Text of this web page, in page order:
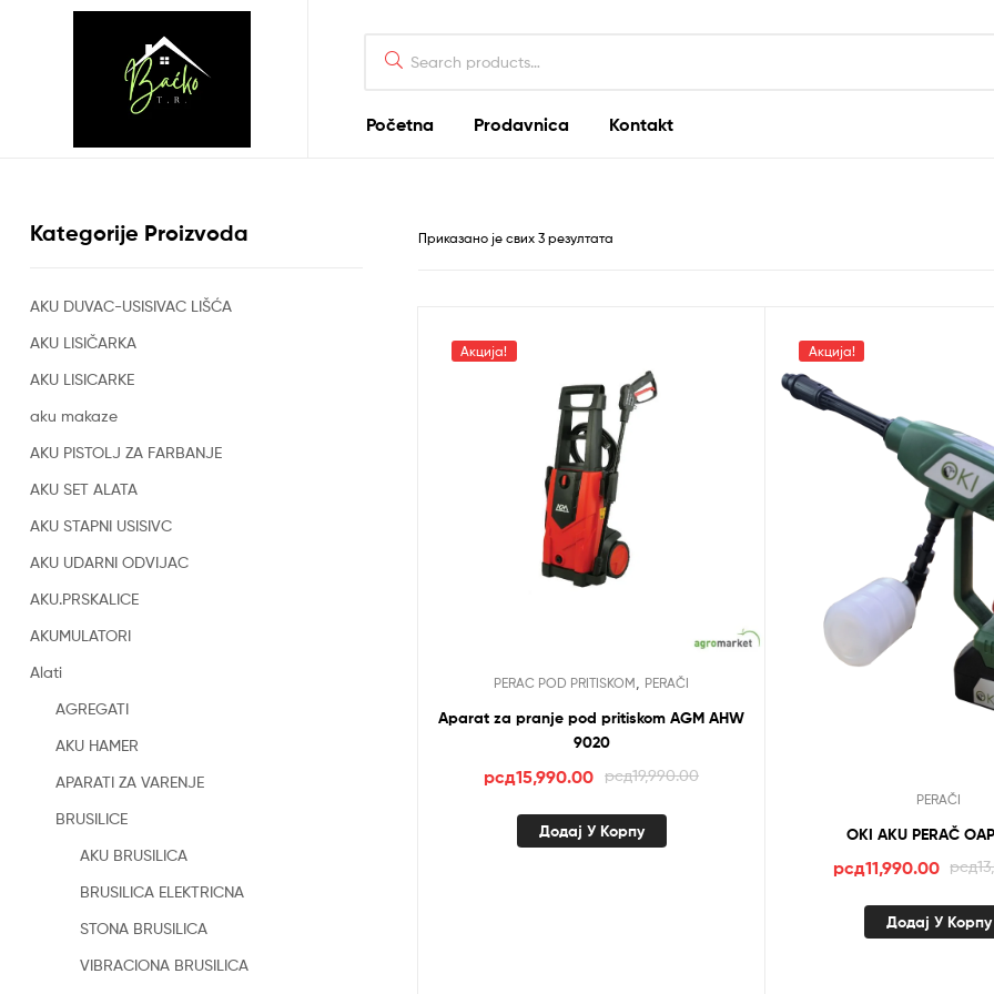
Backo
Prodavnica
i
for:
Početna Prodavnica Kontakt
Приказано је свих 3 резултата
Акција!
PERAC POD PRITISKOM, PERAČI
Aparat za pranje pod pritiskom AGM AHW
9020
рсд19,990.00
Оригинална
је
рсд15,990.00Тренутна
је:
Додај У Корпу
Акција!
PERAČI
OKI AKU PERAČ
рсд
је
рсд11,990.00
је:
Додај У Корпу
Kategorije Proizvoda
AKU DUVAC-USISIVAC LIŠĆA
AKU LISIČARKA
AKU LISICARKE
aku makaze
AKU PISTOLJ ZA FARBANJE
AKU SET ALATA
AKU STAPNI USISIVC
AKU UDARNI ODVIJAC
AKU.PRSKALICE
AKUMULATORI
Alati
AGREGATI
AKU HAMER
APARATI ZA VARENJE
BRUSILICE
AKU BRUSILICA
BRUSILICA ELEKTRICNA
STONA BRUSILICA
VIBRACIONA BRUSILICA